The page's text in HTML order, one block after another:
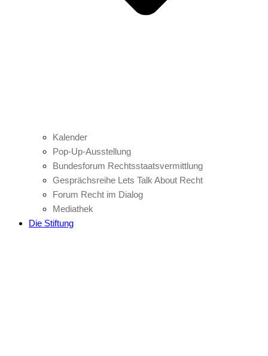
Kalender
Pop-Up-Ausstellung
Bundesforum Rechtsstaatsvermittlung
Gesprächsreihe Lets Talk About Recht
Forum Recht im Dialog
Mediathek
Die Stiftung